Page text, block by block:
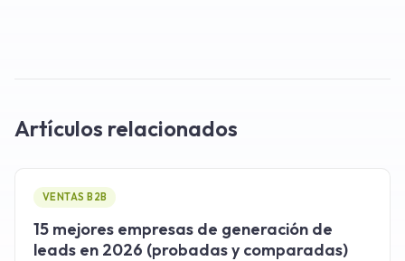
Artículos relacionados
VENTAS B2B
15 mejores empresas de generación de
leads en 2026 (probadas y comparadas)